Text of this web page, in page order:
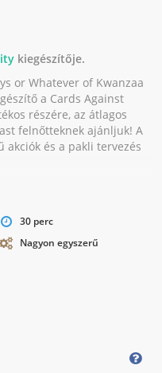
kiegészítője.
or Whatever of Kwanzaa
a Cards Against
részére, az átlagos
felnőtteknek ajánljuk! A
és a pakli tervezés
30 perc
Nagyon egyszerű